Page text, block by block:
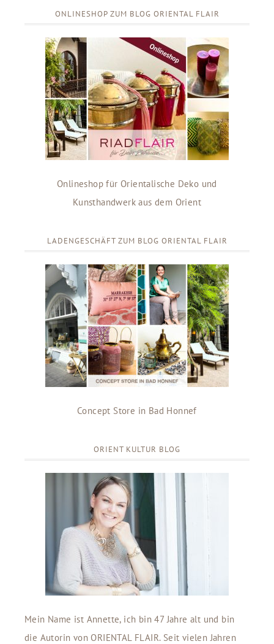
ONLINESHOP ZUM BLOG ORIENTAL FLAIR
Onlineshop für Orientalische Deko und
Kunsthandwerk aus dem Orient
LADENGESCHÄFT ZUM BLOG ORIENTAL FLAIR
Concept Store in Bad Honnef
ORIENT KULTUR BLOG
Mein Name ist Annette, ich bin 47 Jahre alt und bin
die Autorin von ORIENTAL FLAIR. Seit vielen Jahren